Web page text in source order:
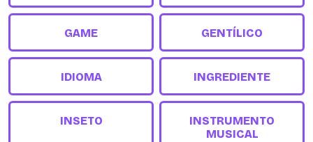
GAME GENTÍLICO
IDIOMA INGREDIENTE
INSETO
INSTRUMENTO
MUSICAL